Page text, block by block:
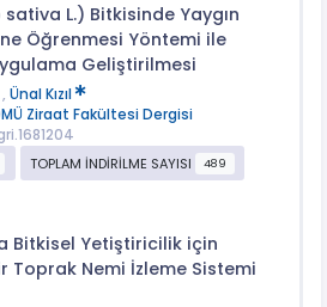
L.) Bitkisinde Yaygın
Öğrenmesi Yöntemi ile
Geliştirilmesi
, Ünal Kızıl
Ziraat Fakültesi Dergisi
TOPLAM İNDİRİLME SAYISI 489
Bitkisel Yetiştiricilik için
Toprak Nemi İzleme Sistemi